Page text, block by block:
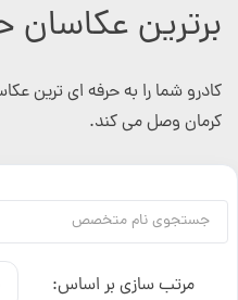
برترین عکاسان
کادرو شما را به حرفه ای ترین
کرمان وصل می کند.
مرتب سازی بر اساس: